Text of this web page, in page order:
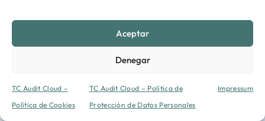
Aceptar
Denegar
TC Audit Cloud –
Política de Cookies
TC Audit Cloud – Política de
Protección de Datos Personales
Impressum